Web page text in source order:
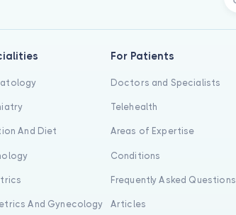
And Diet
And Gynecology
For Patients
Doctors and Specialists
Telehealth
Areas of Expertise
Conditions
Frequently Asked Questions
Articles